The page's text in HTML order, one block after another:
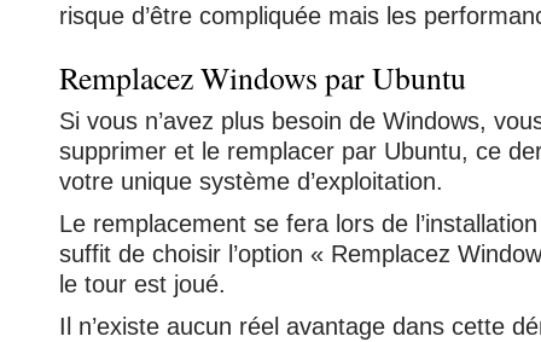
risque d’être compliquée mais les
Remplacez Windows par Ubuntu
Si vous n’avez plus besoin de Windows,
supprimer et le remplacer par Ubuntu, ce
votre unique système d’exploitation.
Le remplacement se fera lors de
suffit de choisir l’option « Remplacez
le tour est joué.
Il n’existe aucun réel avantage dans cette